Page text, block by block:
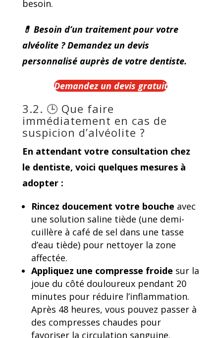
besoin.
💊 Besoin d’un traitement pour votre
alvéolite ? Demandez un devis
personnalisé auprès de votre dentiste.
Demandez un devis gratuit
3.2. 🕒 Que faire
immédiatement en cas de
suspicion d’alvéolite ?
En attendant votre consultation chez
le dentiste, voici quelques mesures à
adopter :
Rincez doucement votre bouche avec
une solution saline tiède (une demi-
cuillère à café de sel dans une tasse
d’eau tiède) pour nettoyer la zone
affectée.
Appliquez une compresse froide sur la
joue du côté douloureux pendant 20
minutes pour réduire l’inflammation.
Après 48 heures, vous pouvez passer à
des compresses chaudes pour
favoriser la circulation sanguine.